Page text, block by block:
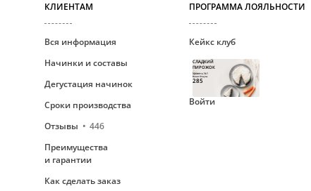
КЛИЕНТАМ
Вся информация
Начинки и составы
Дегустация начинок
Сроки производства
Отзывы
446
Преимущества
и гарантии
Как сделать заказ
ПРОГРАММА ЛОЯЛЬНОСТИ
Кейкс клуб
СЛАДКИЙ
ПИРОЖОК
Уровень №1
Ваши бонусы
285
Войти